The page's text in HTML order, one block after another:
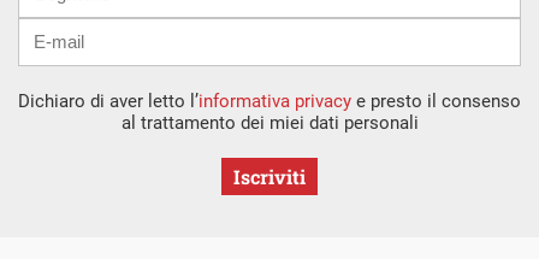
Dichiaro di aver letto l’informativa privacy e presto il consenso
al trattamento dei miei dati personali
Iscriviti